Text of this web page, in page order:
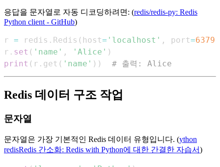
응답을 문자열로 자동 디코딩하려면: (redis/redis-py: Redis
Python client - GitHub)
r = redis . Redis ( host= 'localhost' , port=6379
r . set ( 'name' , 'Alice' )
print ( r . get ( 'name' ) ) # 출력: Alice
Redis 데이터 구조 작업
문자열
문자열은 가장 기본적인 Redis 데이터 유형입니다. (ython
redisRedis 간소화: Redis with Python에 대한 간결한 자습서)